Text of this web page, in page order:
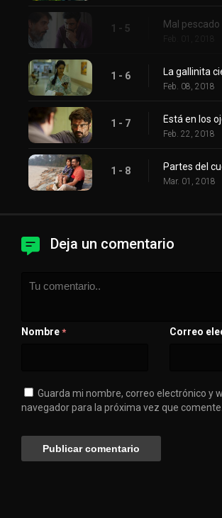
1 - 5 Mal pescado
Feb. 01, 2018
1 - 6 La gallinita
Feb. 08, 2018
1 - 7 Está en los
Feb. 22, 2018
1 - 8 Partes del
Mar. 01, 2018
Deja un comentario
Nombre * Correo
Guarda mi nombre, correo electrónico y
navegador para la próxima vez que comente.